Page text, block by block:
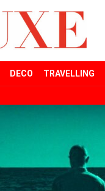
DECO TRAVELLING